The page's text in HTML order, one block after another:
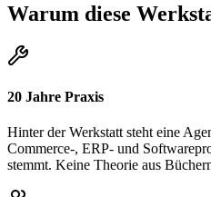
Warum diese
20 Jahre Praxis
Hinter der Werkstatt steht eine
Commerce-, ERP- und
stemmt. Keine Theorie aus